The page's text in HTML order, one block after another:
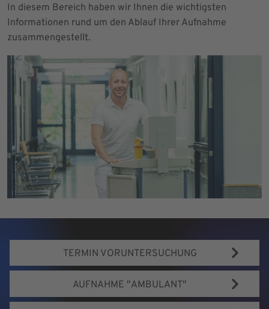
In diesem Bereich haben wir Ihnen die wichtigsten
Informationen rund um den Ablauf Ihrer Aufnahme
zusammengestellt.
TERMIN VORUNTERSUCHUNG
AUFNAHME "AMBULANT"